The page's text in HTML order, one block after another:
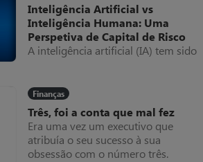
Inteligência Artificial vs
Inteligência Humana: Uma
Perspetiva de Capital de Risco
A inteligência artificial (IA) tem sido
especialmente quando comparada
com a inteligência humana.
Finanças
Três, foi a conta que mal fez
Era uma vez um executivo que
atribuía o seu sucesso à sua
obsessão com o número três.